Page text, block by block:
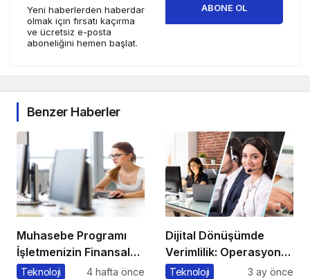
Yeni haberlerden haberdar
olmak için fırsatı kaçırma
ve ücretsiz e-posta
aboneliğini hemen başlat.
ABONE OL
Benzer Haberler
Muhasebe Programı
İşletmenizin Finansal
Yönetiminde Devrim
Teknoloji 4 hafta önce
Dijital Dönüşümde
Verimlilik: Operasyonel
Süreçleri Tek
Teknoloji 3 ay önce